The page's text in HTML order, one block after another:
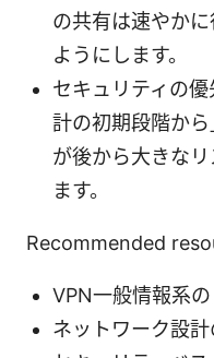
の共有は速やか
ようにします。
セキュリティの
計の初期段階か
が後から大きな
ます。
Recommended
VPN一般情報系の
ネットワーク設